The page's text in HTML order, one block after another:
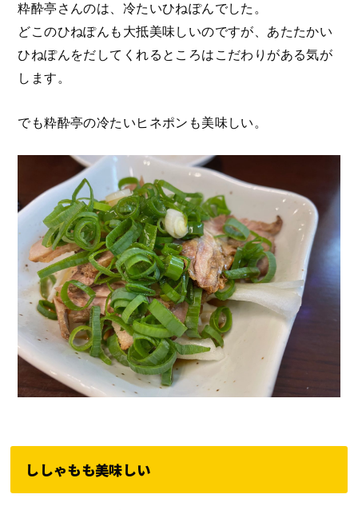
粋酔亭さんのは、冷たいひねぽんでした。
どこのひねぽんも大抵美味しいのですが、あたたかい
ひねぽんをだしてくれるところはこだわりがある気が
します。
でも粋酔亭の冷たいヒネポンも美味しい。
ししゃもも美味しい